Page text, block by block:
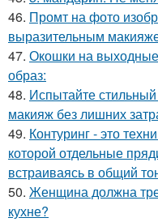
46. Промт на фото
выразительным
47. Окошки на
образ:
48. Испытайте
макияж без лишних
49. Контуринг - это
которой отдельные
встраиваясь в общий
50. Женщина должна
кухне?